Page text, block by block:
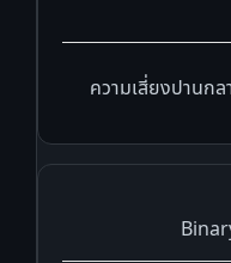
ความเสี่ยงปานก